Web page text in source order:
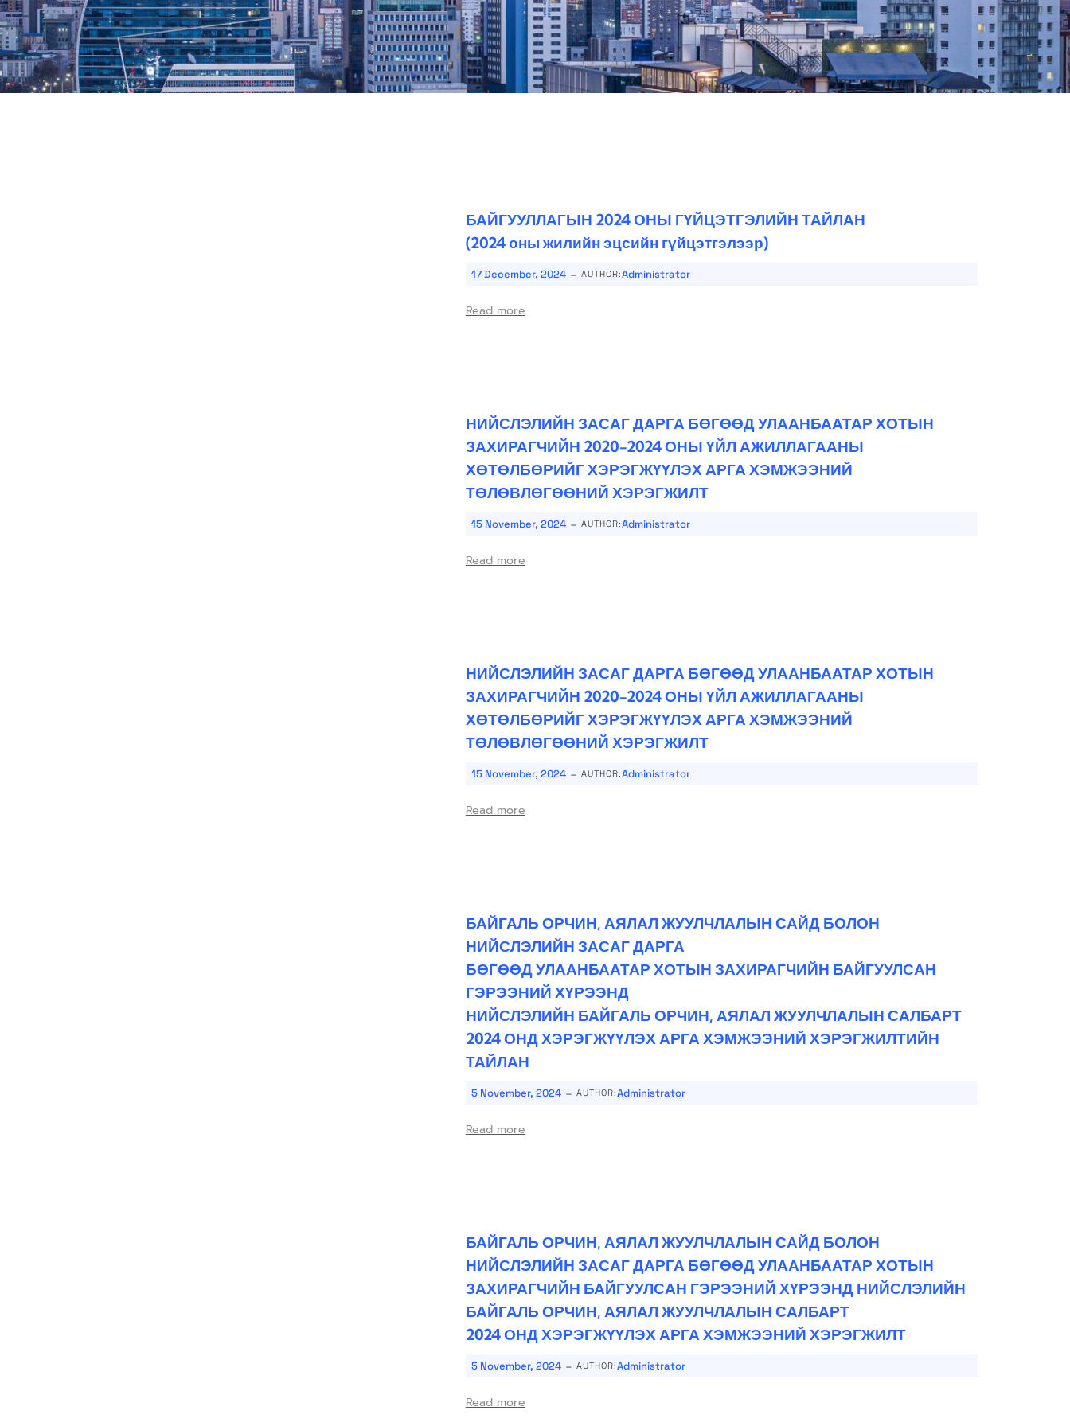
БАЙГУУЛЛАГЫН 2024 ОНЫ ГҮЙЦЭТГЭЛИЙН ТАЙЛАН
(2024 оны жилийн эцсийн гүйцэтгэлээр)
17 December, 2024 - AUTHOR:Administrator
Read more
НИЙСЛЭЛИЙН ЗАСАГ ДАРГА БӨГӨӨД УЛААНБААТАР ХОТЫН
ЗАХИРАГЧИЙН 2020-2024 ОНЫ ҮЙЛ АЖИЛЛАГААНЫ
ХӨТӨЛБӨРИЙГ ХЭРЭГЖҮҮЛЭХ АРГА ХЭМЖЭЭНИЙ
ТӨЛӨВЛӨГӨӨНИЙ ХЭРЭГЖИЛТ
15 November, 2024 - AUTHOR:Administrator
Read more
НИЙСЛЭЛИЙН ЗАСАГ ДАРГА БӨГӨӨД УЛААНБААТАР ХОТЫН
ЗАХИРАГЧИЙН 2020-2024 ОНЫ ҮЙЛ АЖИЛЛАГААНЫ
ХӨТӨЛБӨРИЙГ ХЭРЭГЖҮҮЛЭХ АРГА ХЭМЖЭЭНИЙ
ТӨЛӨВЛӨГӨӨНИЙ ХЭРЭГЖИЛТ
15 November, 2024 - AUTHOR:Administrator
Read more
БАЙГАЛЬ ОРЧИН, АЯЛАЛ ЖУУЛЧЛАЛЫН САЙД БОЛОН
НИЙСЛЭЛИЙН ЗАСАГ ДАРГА
БӨГӨӨД УЛААНБААТАР ХОТЫН ЗАХИРАГЧИЙН БАЙГУУЛСАН
ГЭРЭЭНИЙ ХҮРЭЭНД
НИЙСЛЭЛИЙН БАЙГАЛЬ ОРЧИН, АЯЛАЛ ЖУУЛЧЛАЛЫН САЛБАРТ
2024 ОНД ХЭРЭГЖҮҮЛЭХ АРГА ХЭМЖЭЭНИЙ ХЭРЭГЖИЛТИЙН
ТАЙЛАН
5 November, 2024 - AUTHOR:Administrator
Read more
БАЙГАЛЬ ОРЧИН, АЯЛАЛ ЖУУЛЧЛАЛЫН САЙД БОЛОН
НИЙСЛЭЛИЙН ЗАСАГ ДАРГА БӨГӨӨД УЛААНБААТАР ХОТЫН
ЗАХИРАГЧИЙН БАЙГУУЛСАН ГЭРЭЭНИЙ ХҮРЭЭНД НИЙСЛЭЛИЙН
БАЙГАЛЬ ОРЧИН, АЯЛАЛ ЖУУЛЧЛАЛЫН САЛБАРТ
2024 ОНД ХЭРЭГЖҮҮЛЭХ АРГА ХЭМЖЭЭНИЙ ХЭРЭГЖИЛТ
5 November, 2024 - AUTHOR:Administrator
Read more